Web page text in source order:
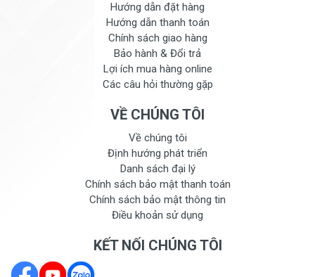
Hướng dẫn đặt hàng
Hướng dẫn thanh toán
Chính sách giao hàng
Bảo hành & Đổi trả
Lợi ích mua hàng online
Các câu hỏi thường gặp
VỀ CHÚNG TÔI
Về chúng tôi
Định hướng phát triển
Danh sách đại lý
Chính sách bảo mật thanh toán
Chính sách bảo mật thông tin
Điều khoản sử dụng
KẾT NỐI CHÚNG TÔI